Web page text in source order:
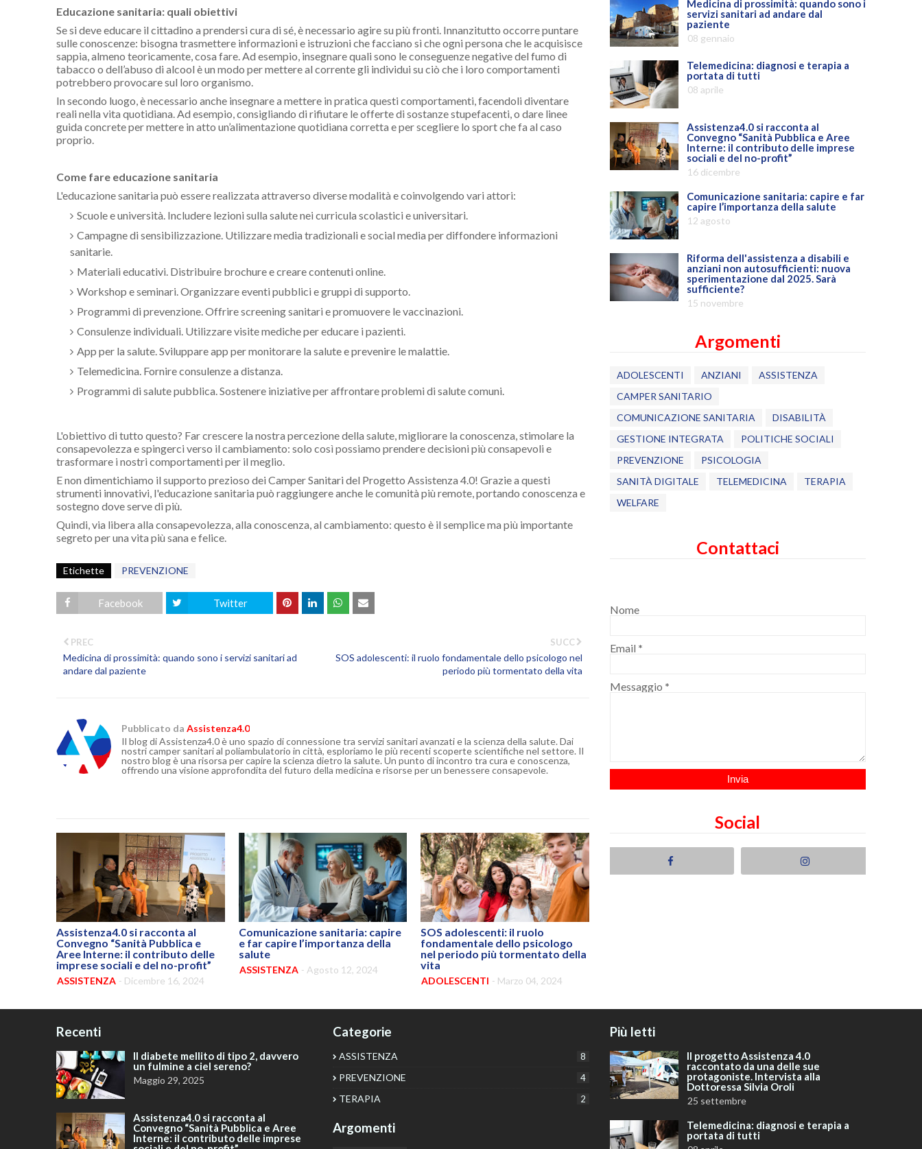
Educazione sanitaria: quali obiettivi
Se si deve educare il cittadino a prendersi cura di sé, è necessario agire su più fronti. Innanzitutto occorre puntare
sulle conoscenze: bisogna trasmettere informazioni e istruzioni che facciano sì che ogni persona che le acquisisce
sappia, almeno teoricamente, cosa fare. Ad esempio, insegnare quali sono le conseguenze negative del fumo di
tabacco o dell’abuso di alcool è un modo per mettere al corrente gli individui su ciò che i loro comportamenti
potrebbero provocare sul loro organismo.
In secondo luogo, è necessario anche insegnare a mettere in pratica questi comportamenti, facendoli diventare
reali nella vita quotidiana. Ad esempio, consigliando di rifiutare le offerte di sostanze stupefacenti, o dare linee
guida concrete per mettere in atto un’alimentazione quotidiana corretta e per scegliere lo sport che fa al caso
proprio.
Come fare educazione sanitaria
L'educazione sanitaria può essere realizzata attraverso diverse modalità e coinvolgendo vari attori:
Scuole e università. Includere lezioni sulla salute nei curricula scolastici e universitari.
Campagne di sensibilizzazione. Utilizzare media tradizionali e social media per diffondere informazioni
sanitarie.
Materiali educativi. Distribuire brochure e creare contenuti online.
Workshop e seminari. Organizzare eventi pubblici e gruppi di supporto.
Programmi di prevenzione. Offrire screening sanitari e promuovere le vaccinazioni.
Consulenze individuali. Utilizzare visite mediche per educare i pazienti.
App per la salute. Sviluppare app per monitorare la salute e prevenire le malattie.
Telemedicina. Fornire consulenze a distanza.
Programmi di salute pubblica. Sostenere iniziative per affrontare problemi di salute comuni.
L'obiettivo di tutto questo? Far crescere la nostra percezione della salute, migliorare la conoscenza, stimolare la
consapevolezza e spingerci verso il cambiamento: solo così possiamo prendere decisioni più consapevoli e
trasformare i nostri comportamenti per il meglio.
E non dimentichiamo il supporto prezioso dei Camper Sanitari del Progetto Assistenza 4.0! Grazie a questi
strumenti innovativi, l'educazione sanitaria può raggiungere anche le comunità più remote, portando conoscenza e
sostegno dove serve di più.
Quindi, via libera alla consapevolezza, alla conoscenza, al cambiamento: questo è il semplice ma più importante
segreto per una vita più sana e felice.
Etichette PREVENZIONE
Facebook Twitter
SUCC
SOS adolescenti: il ruolo fondamentale dello psicologo nel
periodo più tormentato della vita
PREC
Medicina di prossimità: quando sono i servizi sanitari ad
andare dal paziente
Pubblicato da Assistenza4.0
Il blog di Assistenza4.0 è uno spazio di connessione tra servizi sanitari avanzati e la scienza della salute. Dai
nostri camper sanitari al poliambulatorio in città, esploriamo le più recenti scoperte scientifiche nel settore. Il
nostro blog è una risorsa per capire la scienza dietro la salute. Un punto di incontro tra cura e conoscenza,
offrendo una visione approfondita del futuro della medicina e risorse per un benessere consapevole.
Assistenza4.0 si racconta al
Convegno “Sanità Pubblica e
Aree Interne: il contributo delle
imprese sociali e del no-profit”
ASSISTENZA - Dicembre 16, 2024
Comunicazione sanitaria: capire
e far capire l’importanza della
salute
ASSISTENZA - Agosto 12, 2024
SOS adolescenti: il ruolo
fondamentale dello psicologo
nel periodo più tormentato della
vita
ADOLESCENTI - Marzo 04, 2024
Medicina di prossimità: quando sono i
servizi sanitari ad andare dal
paziente
08 gennaio
Telemedicina: diagnosi e terapia a
portata di tutti
08 aprile
Assistenza4.0 si racconta al
Convegno “Sanità Pubblica e Aree
Interne: il contributo delle imprese
sociali e del no-profit”
16 dicembre
Comunicazione sanitaria: capire e far
capire l’importanza della salute
12 agosto
Riforma dell'assistenza a disabili e
anziani non autosufficienti: nuova
sperimentazione dal 2025. Sarà
sufficiente?
15 novembre
Argomenti
ADOLESCENTI ANZIANI
ASSISTENZA
CAMPER SANITARIO
COMUNICAZIONE SANITARIA
DISABILITÀ
GESTIONE INTEGRATA
POLITICHE SOCIALI
PREVENZIONE
PSICOLOGIA
SANITÀ DIGITALE
TELEMEDICINA
TERAPIA
WELFARE
Contattaci
Nome
Email *
Messaggio *
Social
Recenti
Il diabete mellito di tipo 2, davvero
un fulmine a ciel sereno?
Maggio 29, 2025
Assistenza4.0 si racconta al
Convegno “Sanità Pubblica e Aree
Interne: il contributo delle imprese
Categorie
ASSISTENZA 8
PREVENZIONE 4
TERAPIA 2
Argomenti
Più letti
Il progetto Assistenza 4.0
raccontato da una delle sue
protagoniste. Intervista alla
Dottoressa Silvia Oroli
25 settembre
Telemedicina: diagnosi e terapia a
portata di tutti